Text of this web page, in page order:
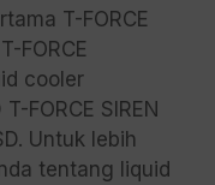
T-FORCE
FORCE
cooler
FORCE SIREN
Untuk lebih
tentang liquid